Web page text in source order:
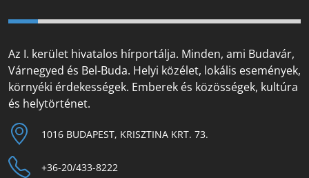
Az I. kerület hivatalos hírportálja. Minden, ami Budavár,
Várnegyed és Bel-Buda. Helyi közélet, lokális események,
környéki érdekességek. Emberek és közösségek, kultúra
és helytörténet.
1016 BUDAPEST, KRISZTINA KRT. 73.
+36-20/433-8222